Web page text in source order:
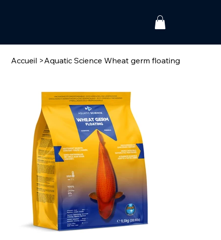
Accueil >Aquatic Science Wheat germ floating